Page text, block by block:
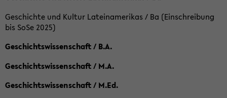
Geschichte und Kultur Lateinamerikas / Ba (Einschreibung
bis SoSe 2025)
Geschichtswissenschaft / B.A.
Geschichtswissenschaft / M.A.
Geschichtswissenschaft / M.Ed.